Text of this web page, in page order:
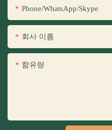
Phone/WhatsApp/Skype
회사 이름
함유량